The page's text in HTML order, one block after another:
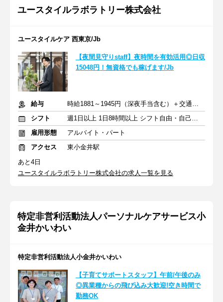
ユースタイルラボラトリー株式会社
ユースタイルケア 西東京/Jb
【夜間見守りstaff】夜時間を有効活用◎日収
15048円！無資格でも稼げます/Jb
給与
時給1881～1945円（深夜手当含む）＋交通費支給
シフト
週1日以上 1日8時間以上 シフト自由・自己申告
雇用形態
アルバイト・パート
アクセス
東小金井駅
あと4日
ユースタイルラボラトリー株式会社の求人一覧を見る
特定非営利活動法人パーソナルケアサービス小
金井かいわい
特定非営利活動法人小金井かいわい
【子育てサポートスタッフ】午前/午後のみ
◎異業種からの飛び込み大歓迎!空き時間で
勤務OK